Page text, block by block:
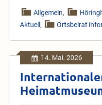
Allgemein,
Aktuell , Ortsbeirat
14. Mai. 2026